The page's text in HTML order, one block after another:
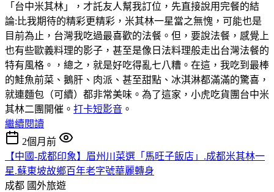
「台中米其林」，才託友人幫我訂位，先直接說用完餐的結
論:比我期待的精彩更精彩，米其林一星當之無愧，可能也是
目前為止，台灣我吃過最喜歡的法餐。但，要說法餐，感覺上
也有些歐義料理的影子，甚至是像日法料理般走出台灣法餐的
特有風格。，總之，就是好吃得亂七八糟。在這，我吃到最棒
的鮭魚前菜、鵝肝、肉派、甚至甜點、冰淇淋都滿滿的驚喜，
就連麵包（可續）都非常美味。為了這家，小虎吃貨團台中米
其林二團開催。 打卡短影音 。
繼續閱讀
2個月前
【中國-成都印象】眉州川菜選「馬旺子飯店」.成都米其林一
星.蘇東坡故鄉百年老字號華麗轉身
成都 國外旅遊